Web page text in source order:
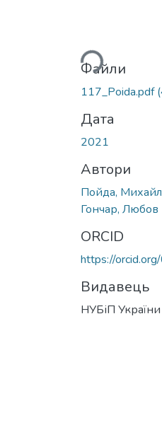
Вантажиться...Файли
117_Poida.pdf
Дата
2021
Автори
Пойда,
Гончар, Любов
ORCID
https://
Видавець
НУБіП України